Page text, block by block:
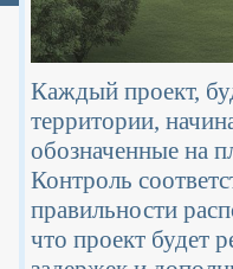
Каждый проект,
территории,
обозначенные на
Контроль
правильности
что проект будет